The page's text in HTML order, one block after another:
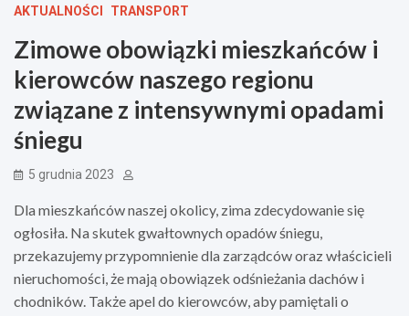
AKTUALNOŚCI TRANSPORT
Zimowe obowiązki mieszkańców i
kierowców naszego regionu
związane z intensywnymi opadami
śniegu
5 grudnia 2023
Dla mieszkańców naszej okolicy, zima zdecydowanie się
ogłosiła. Na skutek gwałtownych opadów śniegu,
przekazujemy przypomnienie dla zarządców oraz właścicieli
nieruchomości, że mają obowiązek odśnieżania dachów i
chodników. Także apel do kierowców, aby pamiętali o